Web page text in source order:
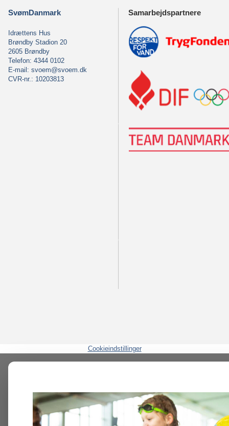
SvømDanmark
Idrættens Hus
Brøndby Stadion 20
2605 Brøndby
Telefon: 4344 0102
E-mail: svoem@svoem.dk
CVR-nr.: 10203813
Samarbejdspartnere
Cookieindstillinger